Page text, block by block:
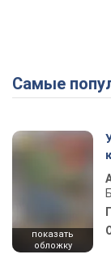
Самые
показать
обложку